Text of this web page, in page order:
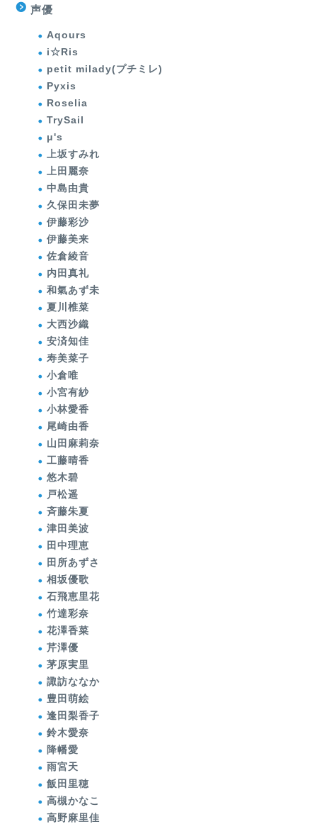
声優
Aqours
i☆Ris
petit milady(プチミレ)
Pyxis
Roselia
TrySail
μ's
上坂すみれ
上田麗奈
中島由貴
久保田未夢
伊藤彩沙
伊藤美来
佐倉綾音
内田真礼
和氣あず未
夏川椎菜
大西沙織
安済知佳
寿美菜子
小倉唯
小宮有紗
小林愛香
尾崎由香
山田麻莉奈
工藤晴香
悠木碧
戸松遥
斉藤朱夏
津田美波
田中理恵
田所あずさ
相坂優歌
石飛恵里花
竹達彩奈
花澤香菜
芹澤優
茅原実里
諏訪ななか
豊田萌絵
逢田梨香子
鈴木愛奈
降幡愛
雨宮天
飯田里穂
高槻かなこ
高野麻里佳